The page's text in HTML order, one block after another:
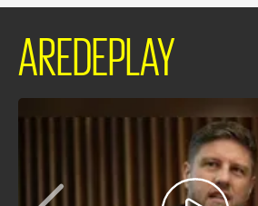
AREDEPLAY